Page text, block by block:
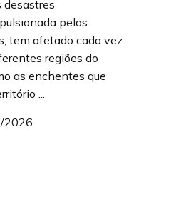
pelas
tem afetado cada vez
regiões do
as enchentes que
...
2026